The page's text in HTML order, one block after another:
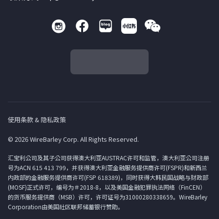
使用条款 & 隐私政策
© 2026 WireBarley Corp. All Rights Reserved.
汇宝利公司及其子公司获得澳大利亚AUSTRAC许可和监管，澳大利亚公司注册
号为ACN 615 413 799，并获得澳大利亚金融服务提供商许可(FSPR)和新西兰
内政部的金融服务提供商许可(FSP 618389)，同时获得大韩民国战略与财政部
(MOSF)正式许可，编号为＃2018-8，以及美国金融犯罪执法网络（FinCEN）
的货币服务提供商（MSB）许可，许可证号为31000280338659。WireBarley
Corporation由美国社区联邦储蓄银行赞助。